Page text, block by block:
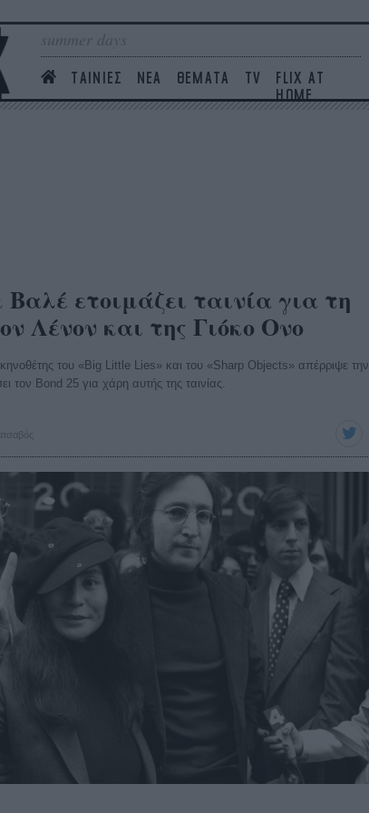
summer days
ΤΑΙΝΙΕΣ ΝΕΑ ΘΕΜΑΤΑ TV
FLIX AT
HOME
ετοιμάζει ταινία για τη
Λένον και της Γιόκο Ονο
του «Big Little Lies» και του «Sharp Objects» απέρριψε την
τον Bond 25 για χάρη αυτής της ταινίας.